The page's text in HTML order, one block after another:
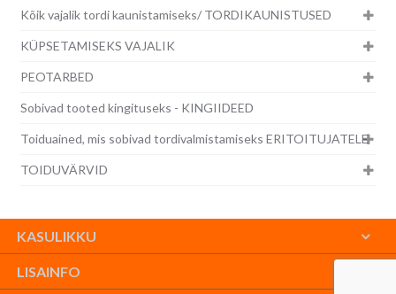
Kõik vajalik tordi kaunistamiseks/ TORDIKAUNISTUSED
KÜPSETAMISEKS VAJALIK
PEOTARBED
Sobivad tooted kingituseks - KINGIIDEED
Toiduained, mis sobivad tordivalmistamiseks ERITOITUJATELE
TOIDUVÄRVID
KASULIKKU
LISAINFO